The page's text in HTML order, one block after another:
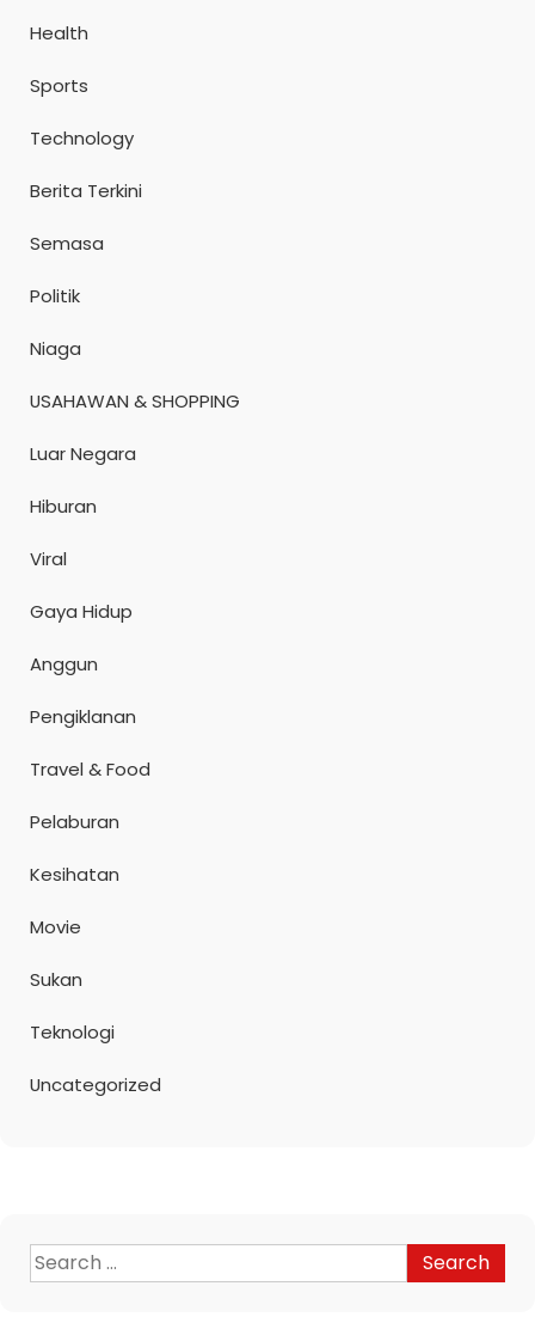
Health
Sports
Technology
Berita Terkini
Semasa
Politik
Niaga
USAHAWAN & SHOPPING
Luar Negara
Hiburan
Viral
Gaya Hidup
Anggun
Pengiklanan
Travel & Food
Pelaburan
Kesihatan
Movie
Sukan
Teknologi
Uncategorized